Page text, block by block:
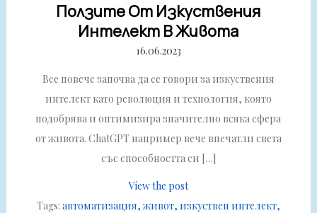
Ползите От Изкуствения
Интелект В Живота
16.06.2023
Все повече започва да се говори за изкуствения
интелект като революция и технология, която
подобрява и оптимизира значително всяка сфера
от живота. ChatGPT например вече впечатли света
със способността си […]
View the post
Tags: автоматизация живот изкуствен интелект